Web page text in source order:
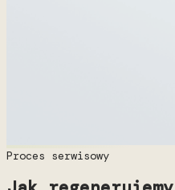
Proces serwisowy